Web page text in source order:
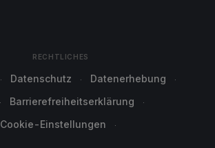
RECHTLICHES
Datenschutz
Datenerhebung
Barrierefreiheitserklärung
Cookie-Einstellungen